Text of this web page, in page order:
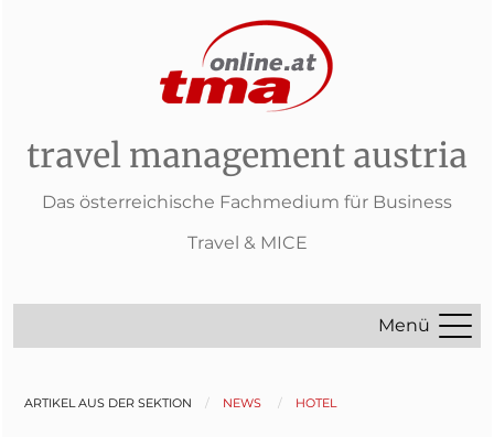
travel management austria
Das österreichische Fachmedium für Business
Travel & MICE
Menü
ARTIKEL AUS DER SEKTION NEWS HOTEL